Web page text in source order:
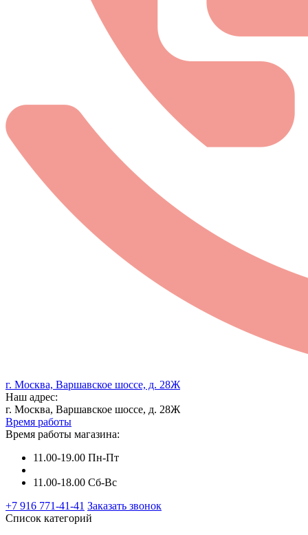
г. Москва, Варшавское шоссе, д. 28Ж
Наш адрес:
г. Москва, Варшавское шоссе, д. 28Ж
Время работы
Время работы магазина:
11.00-19.00 Пн-Пт
11.00-18.00 Сб-Вс
+7 916 771-41-41 Заказать звонок
Список категорий